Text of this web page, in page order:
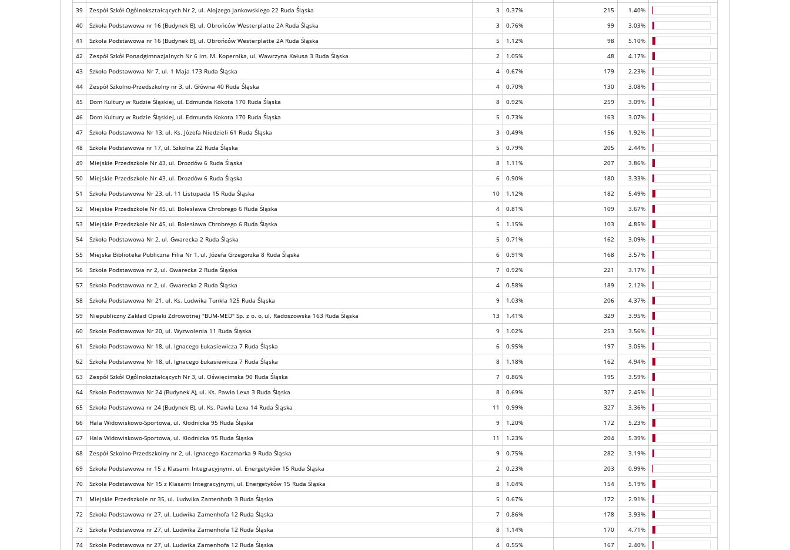
39
Zespół Szkół Ogólnokształcących Nr 2, ul. Alojzego Jankowskiego 22 Ruda Śląska 3 0.37% 215
1.40%
40
Szkoła Podstawowa nr 16 (Budynek B), ul. Obrońców Westerplatte 2A Ruda Śląska 3 0.76% 99
3.03%
41
Szkoła Podstawowa nr 16 (Budynek B), ul. Obrońców Westerplatte 2A Ruda Śląska 5 1.12% 98
5.10%
42
Zespół Szkół Ponadgimnazjalnych Nr 6 im. M. Kopernika, ul. Wawrzyna Kałusa 3 Ruda Śląska 2 1.05% 48
4.17%
43
Szkoła Podstawowa Nr 7, ul. 1 Maja 173 Ruda Śląska 4 0.67% 179
2.23%
44
Zespół Szkolno-Przedszkolny nr 3, ul. Główna 40 Ruda Śląska 4 0.70% 130
3.08%
45
Dom Kultury w Rudzie Śląskiej, ul. Edmunda Kokota 170 Ruda Śląska 8 0.92% 259
3.09%
46
Dom Kultury w Rudzie Śląskiej, ul. Edmunda Kokota 170 Ruda Śląska 5 0.73% 163
3.07%
47
Szkoła Podstawowa Nr 13, ul. Ks. Józefa Niedzieli 61 Ruda Śląska 3 0.49% 156
1.92%
48
Szkoła Podstawowa nr 17, ul. Szkolna 22 Ruda Śląska 5 0.79% 205
2.44%
49
Miejskie Przedszkole Nr 43, ul. Drozdów 6 Ruda Śląska 8 1.11% 207
3.86%
50
Miejskie Przedszkole Nr 43, ul. Drozdów 6 Ruda Śląska 6 0.90% 180
3.33%
51
Szkoła Podstawowa Nr 23, ul. 11 Listopada 15 Ruda Śląska 10 1.12% 182
5.49%
52
Miejskie Przedszkole Nr 45, ul. Bolesława Chrobrego 6 Ruda Śląska 4 0.81% 109
3.67%
53
Miejskie Przedszkole Nr 45, ul. Bolesława Chrobrego 6 Ruda Śląska 5 1.15% 103
4.85%
54
Szkoła Podstawowa Nr 2, ul. Gwarecka 2 Ruda Śląska 5 0.71% 162
3.09%
55
Miejska Biblioteka Publiczna Filia Nr 1, ul. Józefa Grzegorzka 8 Ruda Śląska 6 0.91% 168
3.57%
56
Szkoła Podstawowa nr 2, ul. Gwarecka 2 Ruda Śląska 7 0.92% 221
3.17%
57
Szkoła Podstawowa nr 2, ul. Gwarecka 2 Ruda Śląska 4 0.58% 189
2.12%
58
Szkoła Podstawowa Nr 21, ul. Ks. Ludwika Tunkla 125 Ruda Śląska 9 1.03% 206
4.37%
59
Niepubliczny Zakład Opieki Zdrowotnej "BUM-MED" Sp. z o. o, ul. Radoszowska 163 Ruda Śląska 13 1.41% 329
3.95%
60
Szkoła Podstawowa Nr 20, ul. Wyzwolenia 11 Ruda Śląska 9 1.02% 253
3.56%
61
Szkoła Podstawowa Nr 18, ul. Ignacego Łukasiewicza 7 Ruda Śląska 6 0.95% 197
3.05%
62
Szkoła Podstawowa Nr 18, ul. Ignacego Łukasiewicza 7 Ruda Śląska 8 1.18% 162
4.94%
63
Zespół Szkół Ogólnokształcących Nr 3, ul. Oświęcimska 90 Ruda Śląska 7 0.86% 195
3.59%
64
Szkoła Podstawowa Nr 24 (Budynek A), ul. Ks. Pawła Lexa 3 Ruda Śląska 8 0.69% 327
2.45%
65
Szkoła Podstawowa nr 24 (Budynek B), ul. Ks. Pawła Lexa 14 Ruda Śląska 11 0.99% 327
3.36%
66
Hala Widowiskowo-Sportowa, ul. Kłodnicka 95 Ruda Śląska 9 1.20% 172
5.23%
67
Hala Widowiskowo-Sportowa, ul. Kłodnicka 95 Ruda Śląska 11 1.23% 204
5.39%
68
Zespół Szkolno-Przedszkolny nr 2, ul. Ignacego Kaczmarka 9 Ruda Śląska 9 0.75% 282
3.19%
69
Szkoła Podstawowa nr 15 z Klasami Integracyjnymi, ul. Energetyków 15 Ruda Śląska 2 0.23% 203
0.99%
70
Szkoła Podstawowa Nr 15 z Klasami Integracyjnymi, ul. Energetyków 15 Ruda Śląska 8 1.04% 154
5.19%
71
Miejskie Przedszkole nr 35, ul. Ludwika Zamenhofa 3 Ruda Śląska 5 0.67% 172
2.91%
72
Szkoła Podstawowa nr 27, ul. Ludwika Zamenhofa 12 Ruda Śląska 7 0.86% 178
3.93%
73
Szkoła Podstawowa nr 27, ul. Ludwika Zamenhofa 12 Ruda Śląska 8 1.14% 170
4.71%
74
Szkoła Podstawowa nr 27, ul. Ludwika Zamenhofa 12 Ruda Śląska 4 0.55% 167
2.40%